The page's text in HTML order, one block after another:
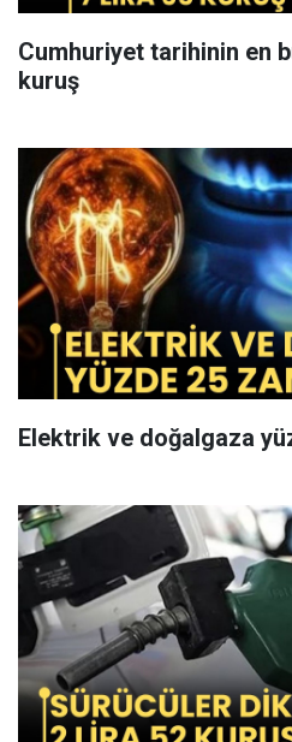
Cumhuriyet tarihinin en büyük
kuruş
Elektrik ve doğalgaza